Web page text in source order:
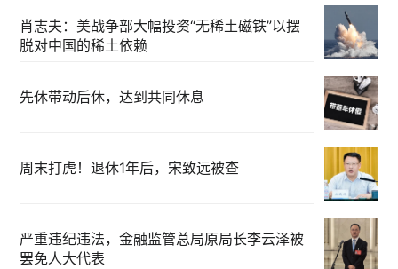
肖志夫：美战争部大幅投资“无稀土磁铁”以摆
脱对中国的稀土依赖
先休带动后休，达到共同休息
周末打虎！退休1年后，宋致远被查
严重违纪违法，金融监管总局原局长李云泽被
罢免人大代表